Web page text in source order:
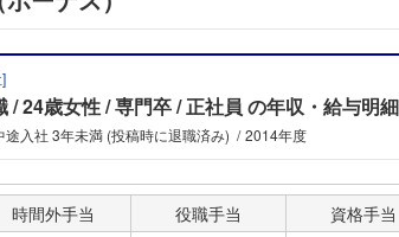
]
24歳女性 専門卒 正社員 の年収・給与明
途入社 3年未満 (投稿時に退職済み) 2014年度
時間外手当 役職手当
資格手当